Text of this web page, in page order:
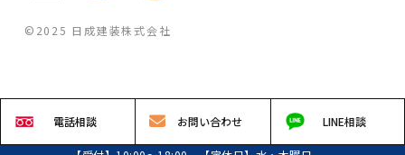
電話相談 お問い合わせ LINE相談
©2025 日成建装株式会社